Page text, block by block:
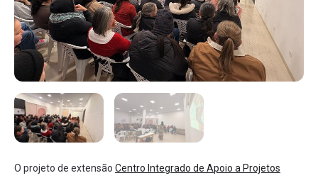
O projeto de extensão Centro Integrado de Apoio a Projetos